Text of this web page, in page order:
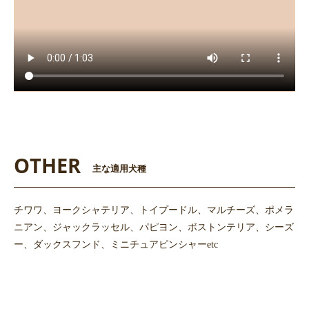
OTHER 主な適用犬種
チワワ、ヨークシャテリア、トイプードル、マルチーズ、ポメラ
ニアン、ジャックラッセル、パピヨン、ボストンテリア、シーズ
ー、ダックスフンド、ミニチュアピンシャーetc